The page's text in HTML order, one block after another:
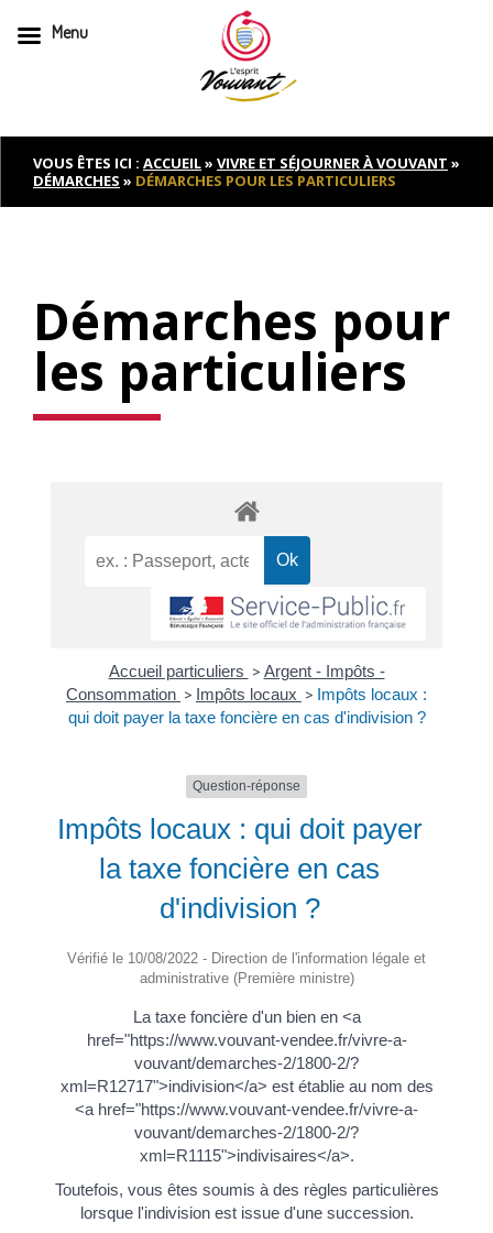
to
contentVOUS ÊTES ICI : ACCUEIL» VIVRE ET SÉJOURNER À VOUVANT »
DÉMARCHES » DÉMARCHES POUR LES PARTICULIERS
Démarches pour
les particuliers
Accueil particuliers > Argent - Impôts -
Consommation > Impôts locaux > Impôts locaux :
qui doit payer la taxe foncière en cas d'indivision ?
Question-réponse
Impôts locaux : qui doit payer
la taxe foncière en cas
d'indivision ?
Vérifié le 10/08/2022 - Direction de l'information légale et
administrative (Première ministre)
La taxe foncière d'un bien en <a
href="https://www.vouvant-vendee.fr/vivre-a-
vouvant/demarches-2/1800-2/?
xml=R12717">indivision</a> est établie au nom des
<a href="https://www.vouvant-vendee.fr/vivre-a-
vouvant/demarches-2/1800-2/?
xml=R1115">indivisaires</a>.
Toutefois, vous êtes soumis à des règles particulières
lorsque l'indivision est issue d'une succession.
Menu